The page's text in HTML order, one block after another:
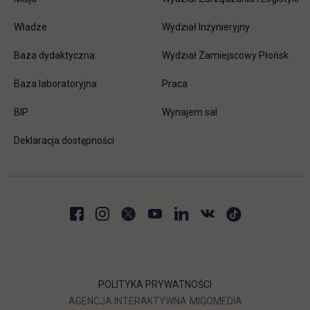
Władze
Baza dydaktyczna
Baza laboratoryjna
BIP
Deklaracja dostępności
Wydział Inżynieryjny
Wydział Zamiejscowy Płońsk
Praca
Wynajem sal
POLITYKA PRYWATNOŚCI
AGENCJA INTERAKTYWNA LINK OTWIERA SIĘ W
MIGOMEDIA